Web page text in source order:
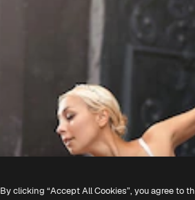
By clicking “Accept All Cookies”, you agree to